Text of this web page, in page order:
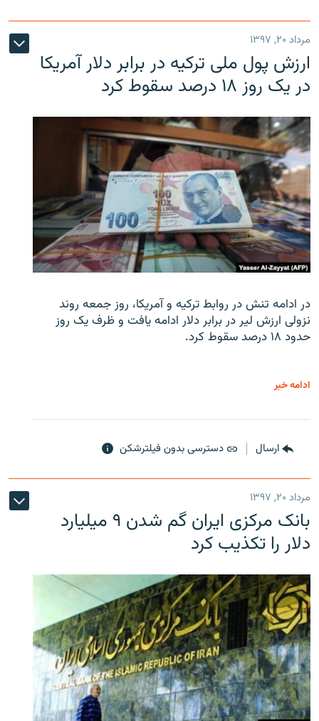
مرداد ۲۰, ۱۳۹۷
ارزش پول ملی ترکیه در برابر دلار آمریکا
در یک روز ۱۸ درصد سقوط کرد
در ادامه تنش در روابط ترکیه و آمریکا، روز جمعه روند
نزولی ارزش لیر در برابر دلار ادامه یافت و ظرف یک روز
حدود ۱۸ درصد سقوط کرد.
ادامه خبر
ارسال دسترسی بدون فیلترشکن
مرداد ۲۰, ۱۳۹۷
بانک مرکزی ایران گم شدن ۹ میلیارد
دلار را تکذیب کرد